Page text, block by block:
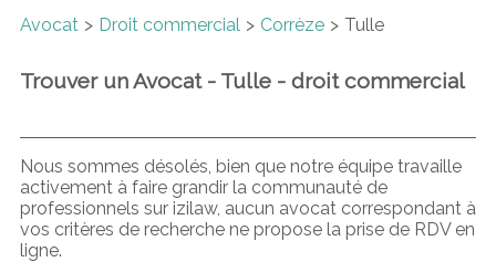
Avocat Droit commercial Corrèze Tulle
Trouver un Avocat - Tulle - droit commercial
Nous sommes désolés, bien que notre équipe travaille
activement à faire grandir la communauté de
professionnels sur izilaw, aucun avocat correspondant à
vos critères de recherche ne propose la prise de RDV en
ligne.